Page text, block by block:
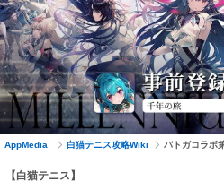
AppMedia 白猫テニス攻略Wiki バトガコラボ
【白猫テニス】